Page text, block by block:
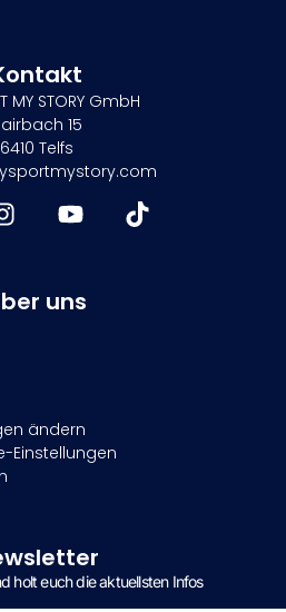
MY STORY GmbH
15
6410 Telfs
uns
ändern
Einstellungen
holt euch die aktuellsten Infos